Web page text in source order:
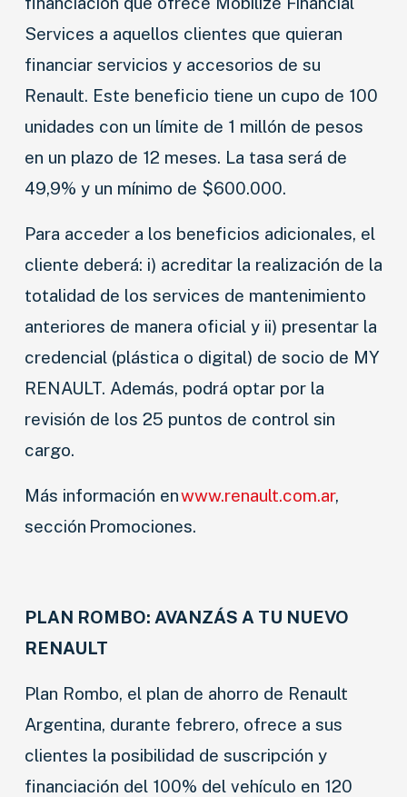
AGRO
COMPETICIÓN
SERVICIOS
RESP. SOCIAL
CLASIFICADOS
Services a aquellos clientes que quieran
financiar servicios y accesorios de su
Renault. Este beneficio tiene un cupo de 100
unidades con un límite de 1 millón de pesos
en un plazo de 12 meses. La tasa será de
49,9% y un mínimo de $600.000.
Para acceder a los beneficios adicionales, el
cliente deberá: i) acreditar la realización de la
totalidad de los services de mantenimiento
anteriores de manera oficial y ii) presentar la
credencial (plástica o digital) de socio de MY
RENAULT. Además, podrá optar por la
revisión de los 25 puntos de control sin
cargo.
Más información enwww.renault.com.ar,
sección Promociones.
PLAN ROMBO: AVANZÁS A TU NUEVO
RENAULT
Plan Rombo, el plan de ahorro de Renault
Argentina, durante febrero, ofrece a sus
clientes la posibilidad de suscripción y
financiación del 100% del vehículo en 120